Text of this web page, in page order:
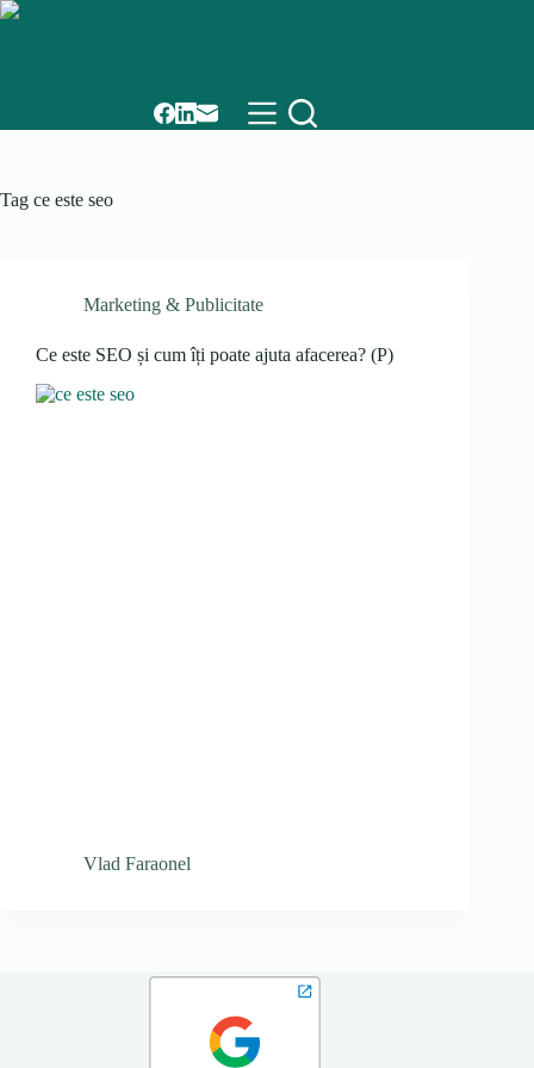
Skip
Tag ce este seo
Marketing & Publicitate
Ce este SEO și cum îți poate ajuta afacerea? (P)
Vlad Faraonel